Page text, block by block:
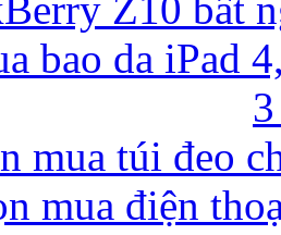
Z10 bất
bao da iPad
mua túi đeo
mua điện